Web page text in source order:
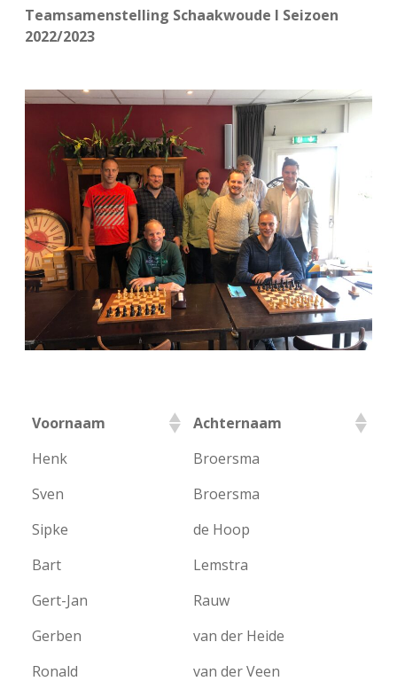
FSB: Schaakwoude II
Koppelingen
facebookinstagram
Teamsamenstelling Schaakwoude I Seizoen
2022/2023
Voornaam
Achternaam
Henk
Broersma
Sven
Broersma
Sipke
de Hoop
Bart
Lemstra
Gert-Jan
Rauw
Gerben
van der Heide
Ronald
van der Veen